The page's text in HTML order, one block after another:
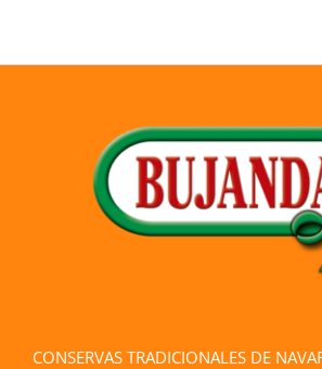
CONSERVAS TRADICIONALES DE